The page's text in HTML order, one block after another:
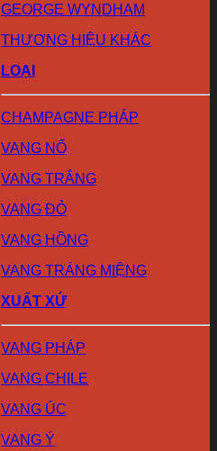
GEORGE WYNDHAM
THƯƠNG HIỆU KHÁC
LOẠI
CHAMPAGNE PHÁP
VANG NỔ
VANG TRẮNG
VANG ĐỎ
VANG HỒNG
VANG TRÁNG MIỆNG
XUẤT XỨ
VANG PHÁP
VANG CHILE
VANG ÚC
VANG Ý